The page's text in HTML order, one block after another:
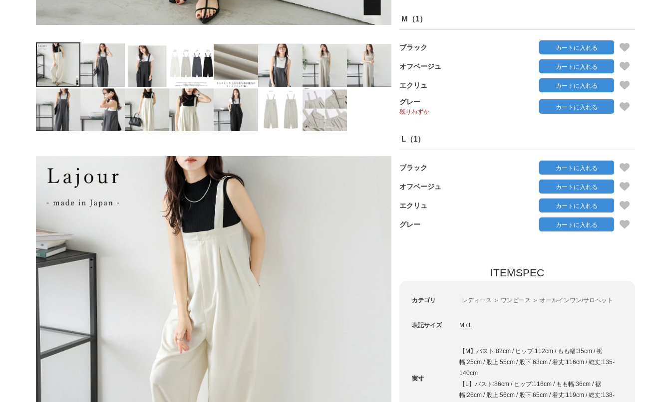
M（1）
ブラック カートに入れる
オフベージュ カートに入れる
エクリュ カートに入れる
グレー
残りわずか
カートに入れる
L（1）
ブラック カートに入れる
オフベージュ カートに入れる
エクリュ カートに入れる
グレー カートに入れる
ITEMSPEC
カテゴリ レディース ＞ ワンピース ＞ オールインワン/サロペット
表記サイズ M / L
実寸
【M】バスト:82cm / ヒップ:112cm / もも幅:35cm / 裾
幅:25cm / 股上:55cm / 股下:63cm / 着丈:116cm / 総丈:135-
140cm
【L】バスト:86cm / ヒップ:116cm / もも幅:36cm / 裾
幅:26cm / 股上:56cm / 股下:65cm / 着丈:119cm / 総丈:138-